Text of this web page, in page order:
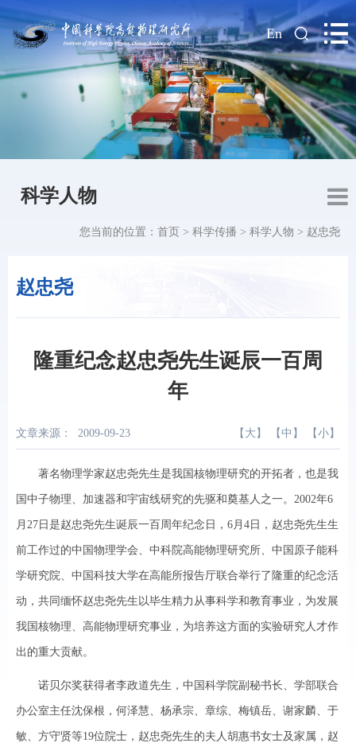
| En
科学人物
赵忠尧
您当前的位置： 首页 > 科学传播 > 科学人物 > 赵忠尧
隆重纪念赵忠尧先生诞辰一百周
年
文章来源： 2009-09-23 【 大 】 【 中 】 【 小 】
著名物理学家赵忠尧先生是我国核物理研究的开拓者，也是我
国中子物理、加速器和宇宙线研究的先驱和奠基人之一。2002年6
月27日是赵忠尧先生诞辰一百周年纪念日，6月4日，赵忠尧先生生
前工作过的中国物理学会、中科院高能物理研究所、中国原子能科
学研究院、中国科技大学在高能所报告厅联合举行了隆重的纪念活
动，共同缅怀赵忠尧先生以毕生精力从事科学和教育事业，为发展
我国核物理、高能物理研究事业，为培养这方面的实验研究人才作
出的重大贡献。
诺贝尔奖获得者李政道先生，中国科学院副秘书长、学部联合
办公室主任沈保根，何泽慧、杨承宗、章综、梅镇岳、谢家麟、于
敏、方守贤等19位院士，赵忠尧先生的夫人胡惠书女士及家属，赵